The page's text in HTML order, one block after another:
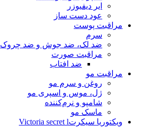
ایر دیفیوزر
عود دست ساز
مراقبت پوست
سرم
ضد لک، ضد جوش و ضد چروک
مراقبت صورت
ضد افتاب
مراقبت مو
روغن و سرم مو
ژل، موس و اسپری مو
شامپو و نرم‌کننده
ماسک مو
ویکتوریا سیکرتVictoria secret l